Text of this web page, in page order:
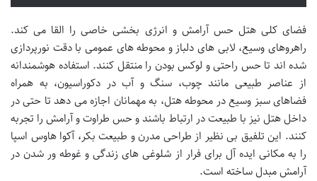
فضای کلی هتل حس آرامش و انرژی بخشی خاصی را القا می کند.
راهروهای وسیع، لابی های دلباز و محوطه های عمومی با دقت نورپردازی
شده اند تا حس راحتی و لوکس بودن را منتقل کنند. استفاده هوشمندانه
از عناصر طبیعی مانند چوب، سنگ و آب در دکوراسیون، به همراه
فضاهای سبز وسیع در محوطه هتل، به مهمانان اجازه می دهد تا حتی در
داخل هتل نیز با طبیعت در ارتباط باشند و حس طراوت و آرامش را تجربه
کنند. این تلفیق بی نظیر از طراحی مدرن و طبیعت بکر، آکوا هاوس اسپا
را به مکانی ایده آل برای فرار از شلوغی های زندگی و غوطه ور شدن در
آرامش مبدل ساخته است.